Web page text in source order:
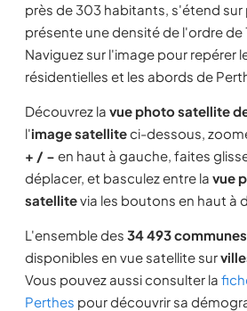
près de 303 habitants, s'étend sur
présente une densité de l'ordre de
Naviguez sur l'image pour repérer
résidentielles et les abords de
Découvrez la vue photo satellite
l'image satelliteci-dessous,
+ / − en haut à gauche, faites
déplacer, et basculez entre la vue
satellitevia les boutons en haut à
L'ensemble des 34 493
disponibles en vue satellite sur
Vous pouvez aussi consulter la
Perthes pour découvrir sa